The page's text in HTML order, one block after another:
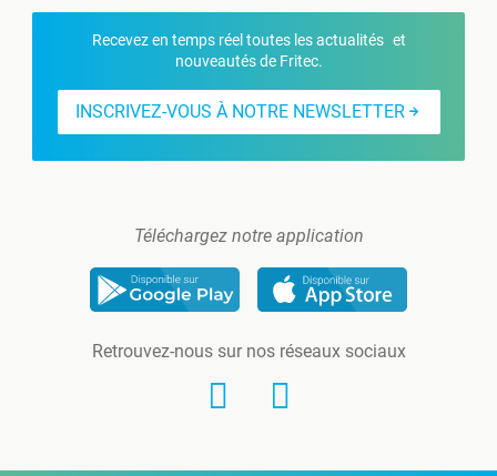
Recevez en temps réel toutes les actualités et
nouveautés de Fritec.
INSCRIVEZ-VOUS À NOTRE NEWSLETTER
Téléchargez notre application
Retrouvez-nous sur nos réseaux sociaux